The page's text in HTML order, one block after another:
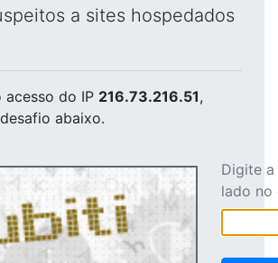
a sites hospedados
acesso do IP 216.73.216.51,
abaixo.
Digite
lado no